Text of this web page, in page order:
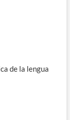
de la lengua